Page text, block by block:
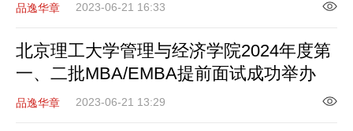
品逸华章 2023-06-21 16:33
北京理工大学管理与经济学院2024年度第
一、二批MBA/EMBA提前面试成功举办
品逸华章 2023-06-21 13:29